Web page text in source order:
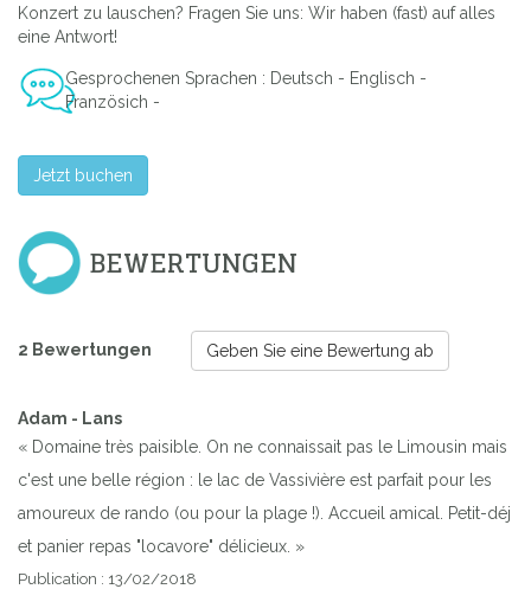
Konzert zu lauschen? Fragen Sie uns: Wir haben (fast) auf alles
eine Antwort!
Gesprochenen Sprachen : Deutsch - Englisch -
Französich -
Jetzt buchen
BEWERTUNGEN
2 Bewertungen Geben Sie eine Bewertung ab
Adam - Lans
« Domaine très paisible. On ne connaissait pas le Limousin mais
c'est une belle région : le lac de Vassivière est parfait pour les
amoureux de rando (ou pour la plage !). Accueil amical. Petit-déj
et panier repas "locavore" délicieux. »
Publication : 13/02/2018